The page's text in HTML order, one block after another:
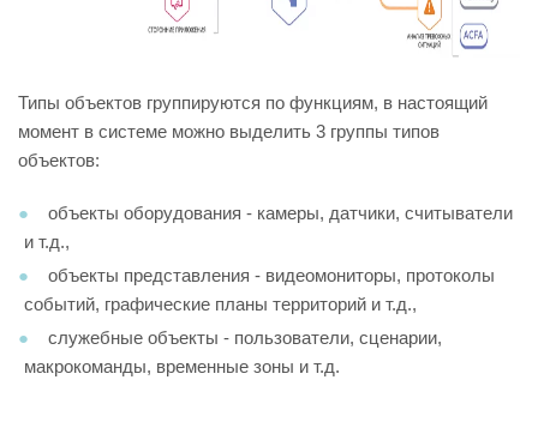
Типы объектов группируются по функциям, в настоящий
момент в системе можно выделить 3 группы типов
объектов:
объекты оборудования - камеры, датчики, считыватели
и т.д.,
объекты представления - видеомониторы, протоколы
событий, графические планы территорий и т.д.,
служебные объекты - пользователи, сценарии,
макрокоманды, временные зоны и т.д.